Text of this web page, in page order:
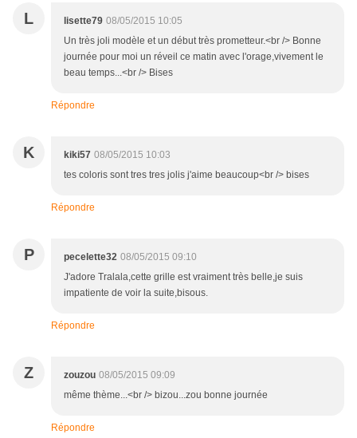
L lisette79 08/05/2015 10:05
Un très joli modèle et un début très prometteur.<br /> Bonne
journée pour moi un réveil ce matin avec l'orage,vivement le
beau temps...<br /> Bises
Répondre
K kiki57 08/05/2015 10:03
tes coloris sont tres tres jolis j'aime beaucoup<br /> bises
Répondre
P pecelette32 08/05/2015 09:10
J'adore Tralala,cette grille est vraiment très belle,je suis
impatiente de voir la suite,bisous.
Répondre
Z zouzou 08/05/2015 09:09
même thème...<br /> bizou...zou bonne journée
Répondre